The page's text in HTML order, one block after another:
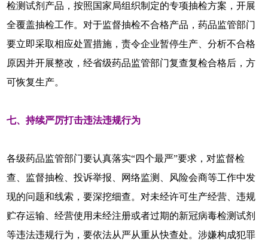
检测试剂产品，按照国家局组织制定的专项抽检方案，开展
全覆盖抽检工作。对于监督抽检不合格产品，药品监管部门
要立即采取相应处置措施，责令企业暂停生产、分析不合格
原因并开展整改，经省级药品监管部门复查复检合格后，方
可恢复生产。
七、持续严厉打击违法违规行为
各级药品监管部门要认真落实“四个最严”要求，对监督检
查、监督抽检、投诉举报、网络监测、风险会商等工作中发
现的问题和线索，要深挖细查。对未经许可生产经营、违规
贮存运输、经营使用未经注册或者过期的新冠病毒检测试剂
等违法违规行为，要依法从严从重从快查处。涉嫌构成犯罪